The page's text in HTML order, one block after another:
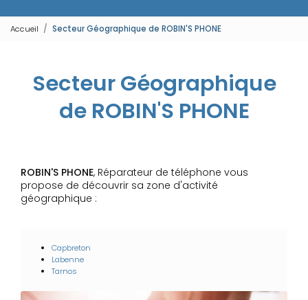
Accueil Secteur Géographique de ROBIN'S PHONE
Secteur Géographique
de ROBIN'S PHONE
ROBIN'S PHONE, Réparateur de téléphone vous
propose de découvrir sa zone d'activité
géographique :
Capbreton
Labenne
Tarnos